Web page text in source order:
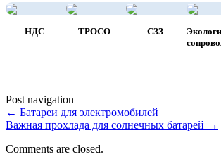
НДС ТРОСО СЗЗ
Post navigation
← Батареи для электромобилей
Важная прохлада для солнечных батарей →
Comments are closed.